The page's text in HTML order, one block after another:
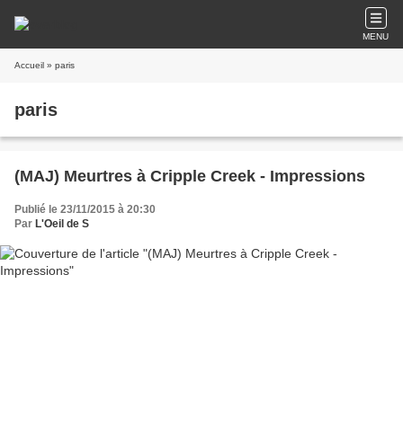
MENU
Accueil » paris
paris
(MAJ) Meurtres à Cripple Creek - Impressions
Publié le 23/11/2015 à 20:30
Par L'Oeil de S